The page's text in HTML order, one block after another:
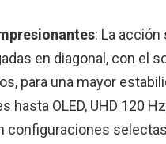
: La
en diagonal, con el
para una mayor
hasta OLED, UHD 120
configuraciones